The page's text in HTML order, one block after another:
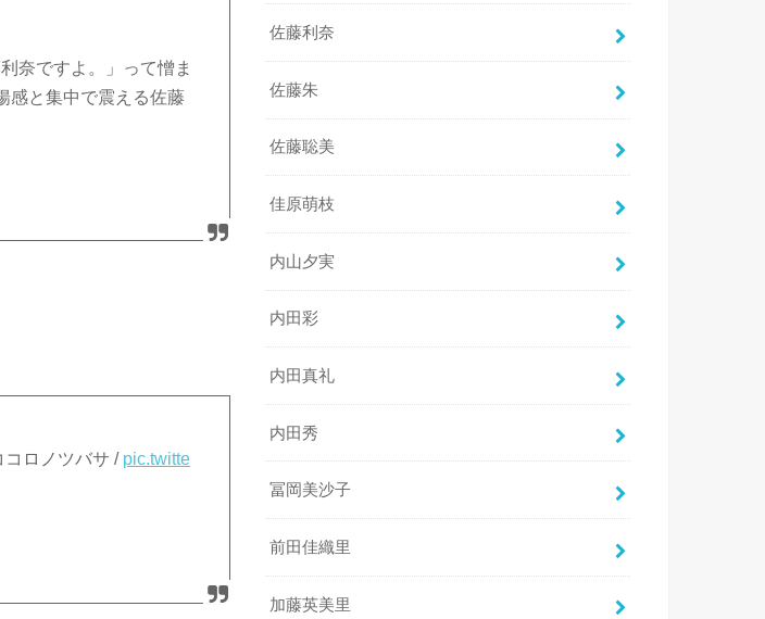
奈ですよ。」って憎ま
感と集中で震える佐藤
コロノツバサ / pic.twitte
佐藤利奈
佐藤朱
佐藤聡美
佳原萌枝
内山夕実
内田彩
内田真礼
内田秀
冨岡美沙子
前田佳織里
加藤英美里